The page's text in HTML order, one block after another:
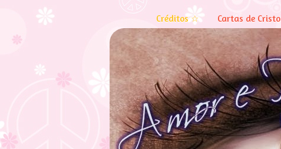
Créditos ☆ Cartas de Cristo